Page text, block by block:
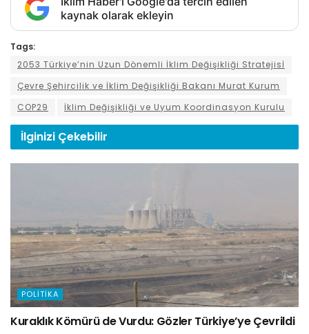
kaynak olarak ekleyin
Tags:
2053 Türkiye’nin Uzun Dönemli İklim Değişikliği Stratejisİ
Çevre Şehircilik ve İklim Değişikliği Bakanı Murat Kurum
COP29
İklim Değişikliği ve Uyum Koordinasyon Kurulu
İlginizi Çekebilir
POLITIKA
Kuraklık Kömürü de Vurdu: Gözler Türkiye’ye Çevrildi